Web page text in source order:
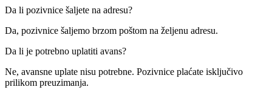
Da li pozivnice šaljete na adresu?
Da, pozivnice šaljemo brzom poštom na željenu adresu.
Da li je potrebno uplatiti avans?
Ne, avansne uplate nisu potrebne. Pozivnice plaćate isključivo
prilikom preuzimanja.